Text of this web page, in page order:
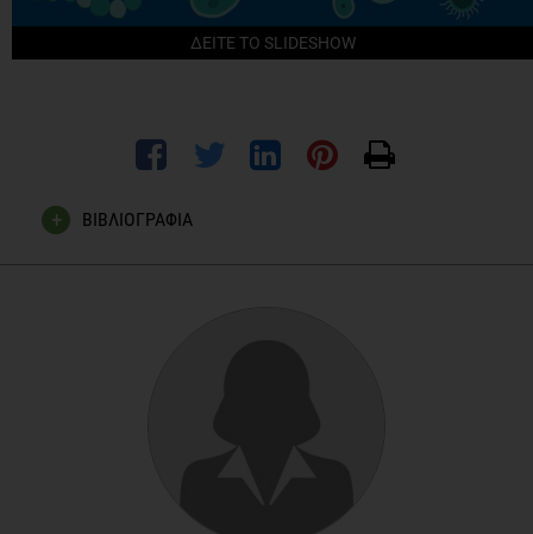
ΔΕΙΤΕ ΤΟ SLIDESHOW
ΒΙΒΛΙΟΓΡΑΦΙΑ